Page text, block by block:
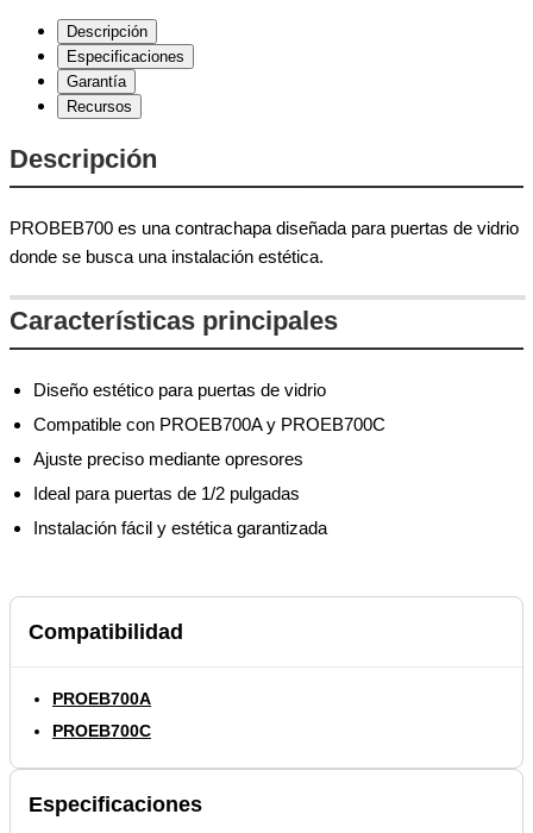
Descripción
Especificaciones
Garantía
Recursos
Descripción
PROBEB700 es una contrachapa diseñada para puertas de vidrio
donde se busca una instalación estética.
Características principales
Diseño estético para puertas de vidrio
Compatible con PROEB700A y PROEB700C
Ajuste preciso mediante opresores
Ideal para puertas de 1/2 pulgadas
Instalación fácil y estética garantizada
Compatibilidad
PROEB700A
PROEB700C
Especificaciones